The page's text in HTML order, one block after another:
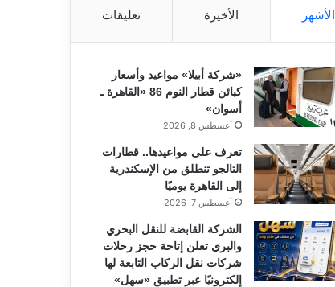
الأشهر الأخيرة تعليقات
«شركة أبيلا» مواعيد وأسعار
كبائن قطار النوم 86 «القاهرة ـ
أسوان»
أغسطس 8, 2026
تعرف على مواعيدها.. قطارات
التالجو تنطلق من الإسكندرية
إلى القاهرة يوميًا
أغسطس 7, 2026
الشركة القابضة للنقل البحري
والبري تعلن إتاحة حجز رحلات
شركات نقل الركاب التابعة لها
إلكترونيًا عبر تطبيق «سهل»